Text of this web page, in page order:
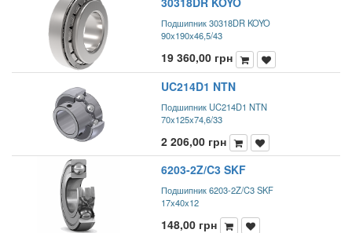
Подшипник 30318DR KOYO
90x190x46,5/43
19 360,00 грн
UC214D1 NTN
Подшипник UC214D1 NTN
70x125x74,6/33
2 206,00 грн
6203-2Z/C3 SKF
Подшипник 6203-2Z/C3 SKF
17x40x12
148,00 грн